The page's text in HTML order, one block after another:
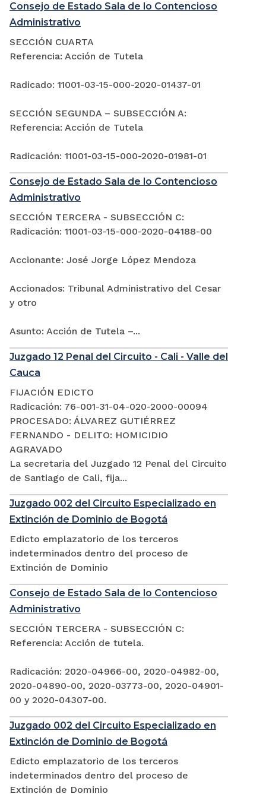
Consejo de Estado Sala de lo Contencioso
Administrativo
SECCIÓN CUARTA
Referencia: Acción de Tutela
Radicado: 11001-03-15-000-2020-01437-01
SECCIÓN SEGUNDA – SUBSECCIÓN A:
Referencia: Acción de Tutela
Radicación: 11001-03-15-000-2020-01981-01
Consejo de Estado Sala de lo Contencioso
Administrativo
SECCIÓN TERCERA - SUBSECCIÓN C:
Radicación: 11001-03-15-000-2020-04188-00
Accionante: José Jorge López Mendoza
Accionados: Tribunal Administrativo del Cesar
y otro
Asunto: Acción de Tutela –...
Juzgado 12 Penal del Circuito - Cali - Valle del
Cauca
FIJACIÓN EDICTO
Radicación: 76-001-31-04-020-2000-00094
PROCESADO: ÁLVAREZ GUTIÉRREZ
FERNANDO - DELITO: HOMICIDIO
AGRAVADO
La secretaria del Juzgado 12 Penal del Circuito
de Santiago de Cali, fija...
Juzgado 002 del Circuito Especializado en
Extinción de Dominio de Bogotá
Edicto emplazatorio de los terceros
indeterminados dentro del proceso de
Extinción de Dominio
Consejo de Estado Sala de lo Contencioso
Administrativo
SECCIÓN TERCERA - SUBSECCIÓN C:
Referencia: Acción de tutela.
Radicación: 2020-04966-00, 2020-04982-00,
2020-04890-00, 2020-03773-00, 2020-04901-
00 y 2020-04307-00.
Juzgado 002 del Circuito Especializado en
Extinción de Dominio de Bogotá
Edicto emplazatorio de los terceros
indeterminados dentro del proceso de
Extinción de Dominio